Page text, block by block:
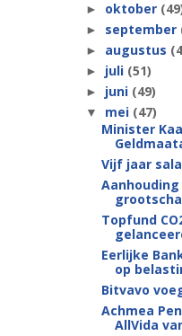
► oktober
► september
► augustus
► juli (51)
► juni (49)
▼ mei (47)
Minister
Vijf jaar
Topfund
Eerlijke
op
Bitvavo
Achmea
AllVida